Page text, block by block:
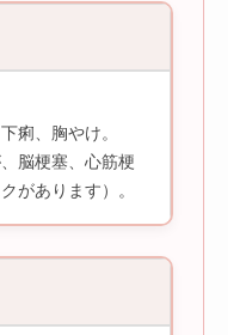
痢、胸やけ。
脳梗塞、心筋梗
があります）。